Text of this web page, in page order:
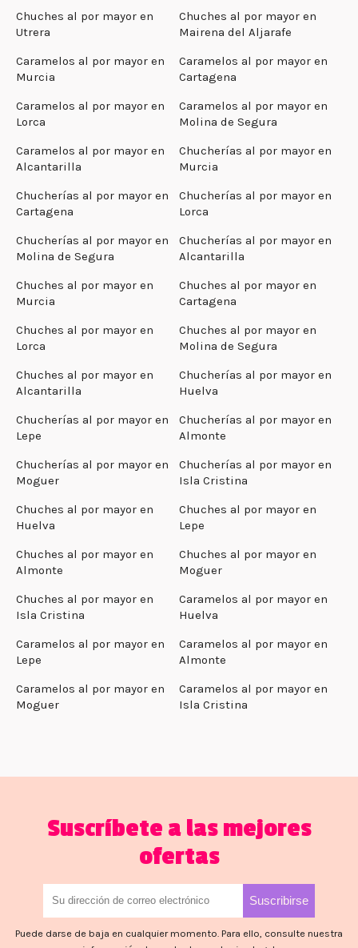
Chuches al por mayor en
Utrera
Chuches al por mayor en
Mairena del Aljarafe
Caramelos al por mayor en
Murcia
Caramelos al por mayor en
Cartagena
Caramelos al por mayor en
Lorca
Caramelos al por mayor en
Molina de Segura
Caramelos al por mayor en
Alcantarilla
Chucherías al por mayor en
Murcia
Chucherías al por mayor en
Cartagena
Chucherías al por mayor en
Lorca
Chucherías al por mayor en
Molina de Segura
Chucherías al por mayor en
Alcantarilla
Chuches al por mayor en
Murcia
Chuches al por mayor en
Cartagena
Chuches al por mayor en
Lorca
Chuches al por mayor en
Molina de Segura
Chuches al por mayor en
Alcantarilla
Chucherías al por mayor en
Huelva
Chucherías al por mayor en
Lepe
Chucherías al por mayor en
Almonte
Chucherías al por mayor en
Moguer
Chucherías al por mayor en
Isla Cristina
Chuches al por mayor en
Huelva
Chuches al por mayor en
Lepe
Chuches al por mayor en
Almonte
Chuches al por mayor en
Moguer
Chuches al por mayor en
Isla Cristina
Caramelos al por mayor en
Huelva
Caramelos al por mayor en
Lepe
Caramelos al por mayor en
Almonte
Caramelos al por mayor en
Moguer
Caramelos al por mayor en
Isla Cristina
Suscríbete a las mejores
ofertas
Puede darse de baja en cualquier momento. Para ello, consulte nuestra